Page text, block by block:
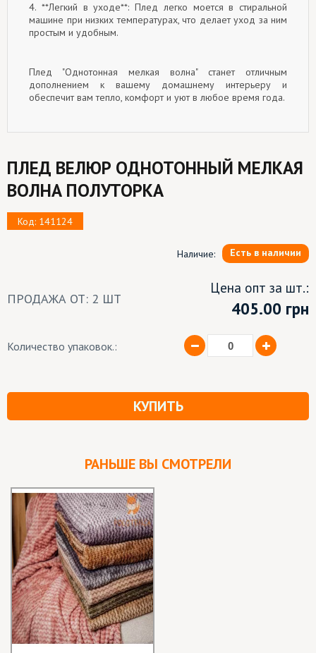
4. **Легкий в уходе**: Плед легко моется в стиральной
машине при низких температурах, что делает уход за ним
простым и удобным.
Плед "Однотонная мелкая волна" станет отличным
дополнением к вашему домашнему интерьеру и
обеспечит вам тепло, комфорт и уют в любое время года.
ПЛЕД ВЕЛЮР ОДНОТОННЫЙ МЕЛКАЯ
ВОЛНА ПОЛУТОРКА
Код: 141124
Наличие: Есть в наличии
ПРОДАЖА ОТ: 2 ШТ
Цена опт за шт.:
405.00 грн
Количество упаковок.:
КУПИТЬ
РАНЬШЕ ВЫ СМОТРЕЛИ